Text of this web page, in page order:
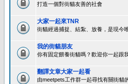
打造一個對街貓友善的社會
大家一起來TNR
街貓經過捕捉、結紮、放養，是現今
我的街貓朋友
你有固定餵養街貓嗎？歡迎你一起跟
翻譯文章大家一起看
由meetpets工作群一起尋找有關街貓